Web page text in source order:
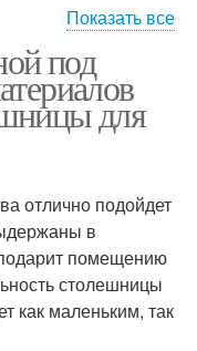
для ванной
комнаты
раковину
Столешница из
камня
Показать все
под
для
отлично подойдет
в
помещению
столешницы
как маленьким, так